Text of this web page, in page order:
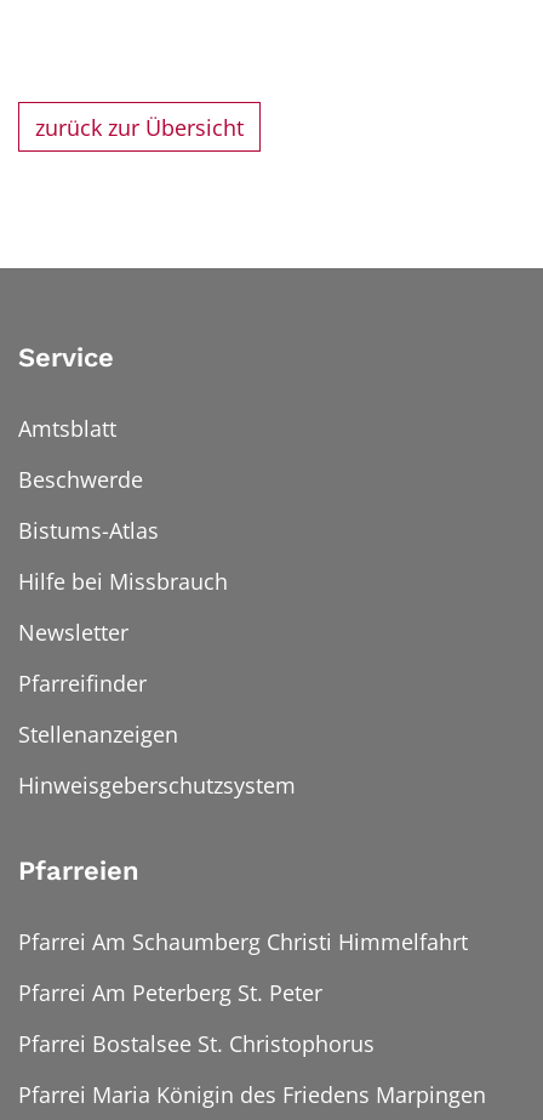
zurück zur Übersicht
Service
Amtsblatt
Beschwerde
Bistums-Atlas
Hilfe bei Missbrauch
Newsletter
Pfarreifinder
Stellenanzeigen
Hinweisgeberschutzsystem
Pfarreien
Pfarrei Am Schaumberg Christi Himmelfahrt
Pfarrei Am Peterberg St. Peter
Pfarrei Bostalsee St. Christophorus
Pfarrei Maria Königin des Friedens Marpingen